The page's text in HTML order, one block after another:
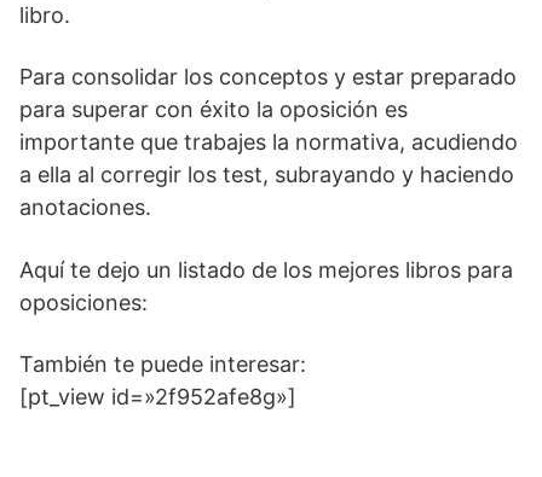
libro.
Para consolidar los conceptos y estar preparado
para superar con éxito la oposición es
importante que trabajes la normativa, acudiendo
a ella al corregir los test, subrayando y haciendo
anotaciones.
Aquí te dejo un listado de los mejores libros para
oposiciones:
También te puede interesar:
[pt_view id=»2f952afe8g»]